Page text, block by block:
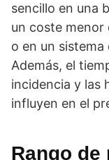
sencillo en una
un coste menor
o en un
Además, el
incidencia y las
influyen en el
Rango